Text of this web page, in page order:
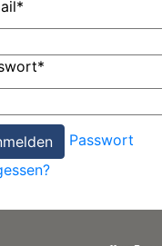
*
*
Passwort